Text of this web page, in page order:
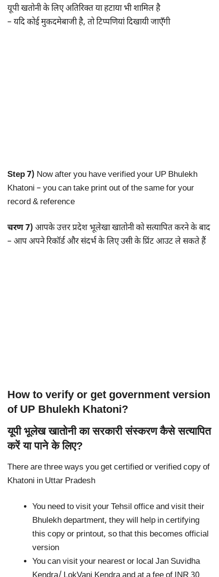
यूपी खतोनी के लिए अतिरिक्त या हटाया भी शामिल है
– यदि कोई मुकदमेबाजी है, तो टिप्पणियां दिखायी जाएँगी
Step 7) Now after you have verified your UP Bhulekh
Khatoni – you can take print out of the same for your
record & reference
चरण 7) आपके उत्तर प्रदेश भूलेखा खातोनी को सत्यापित करने के बाद
– आप अपने रिकॉर्ड और संदर्भ के लिए उसी के प्रिंट आउट ले सकते हैं
How to verify or get government version
of UP Bhulekh Khatoni?
यूपी भूलेख खातोनी का सरकारी संस्करण कैसे सत्यापित
करें या पाने के लिए?
There are three ways you get certified or verified copy of
Khatoni in Uttar Pradesh
You need to visit your Tehsil office and visit their
Bhulekh department, they will help in certifying
this copy or printout, so that this becomes official
version
You can visit your nearest or local Jan Suvidha